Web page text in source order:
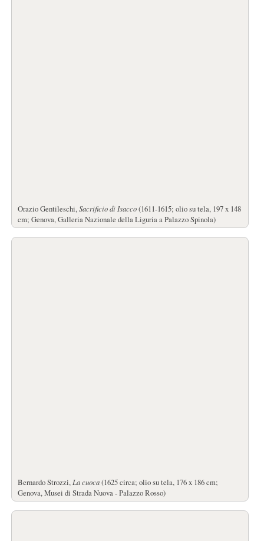
Orazio Gentileschi,Sacrificio di Isacco(1611-1615; olio su tela, 197 x 148
cm; Genova, Galleria Nazionale della Liguria a Palazzo Spinola)
Bernardo Strozzi,La cuoca(1625 circa; olio su tela, 176 x 186 cm;
Genova, Musei di Strada Nuova - Palazzo Rosso)